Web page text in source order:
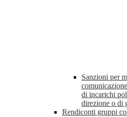
Sanzioni per
di incarichi
direzione o di
Rendiconti gruppi